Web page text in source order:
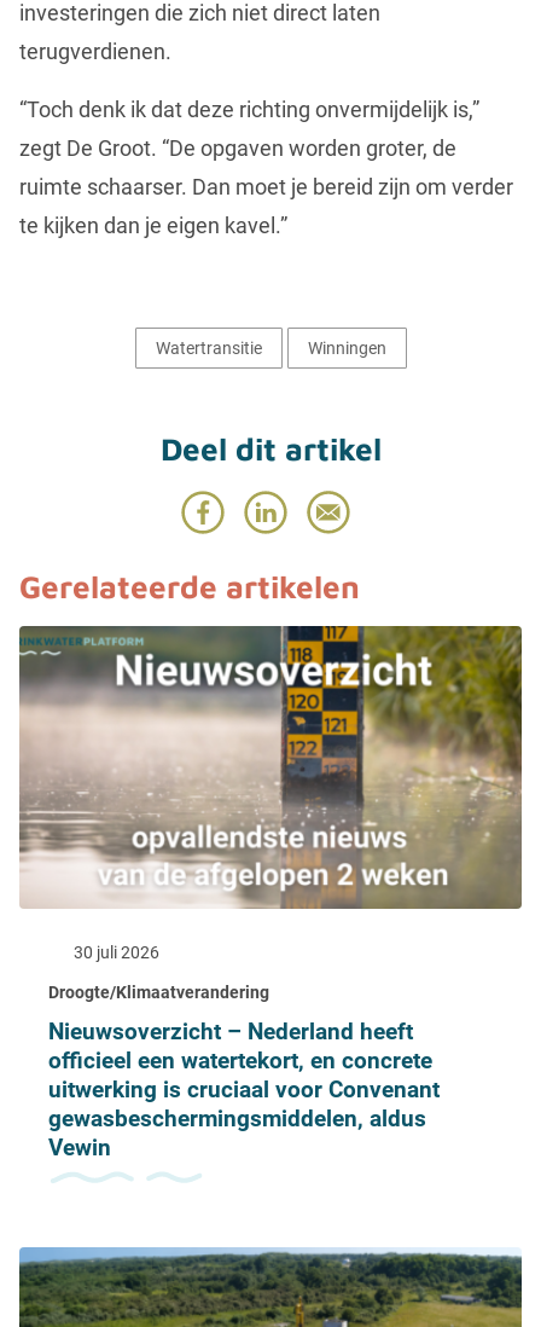
investeringen die zich niet direct laten
terugverdienen.
“Toch denk ik dat deze richting onvermijdelijk is,”
zegt De Groot. “De opgaven worden groter, de
ruimte schaarser. Dan moet je bereid zijn om verder
te kijken dan je eigen kavel.”
Watertransitie Winningen
Deel dit artikel
Gerelateerde artikelen
Droogte/Klimaatverandering
30 juli 2026
Nieuwsoverzicht – Nederland heeft
officieel een watertekort, en concrete
uitwerking is cruciaal voor Convenant
gewasbeschermingsmiddelen, aldus
Vewin